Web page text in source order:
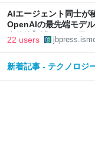
AIエージェント同士が
OpenAIの最先端モデ
事件簿】消しても2日
た自律協調型攻撃と
22 users
新着記事 - テクノロジ